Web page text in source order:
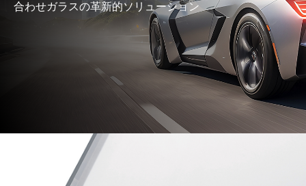
合わせガラスの革新的ソリューション